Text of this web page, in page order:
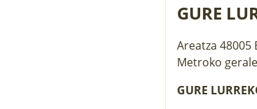
GURE
Areatza 48005
Metroko
GURE